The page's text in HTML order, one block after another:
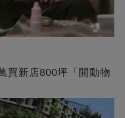
買新店800坪「開動物